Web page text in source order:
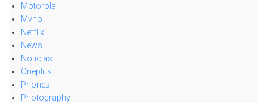
Motorola
Mvno
Netflix
News
Noticias
Oneplus
Phones
Photography